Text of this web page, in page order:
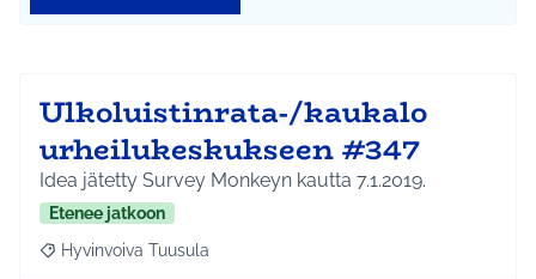
Ulkoluistinrata-/kaukalo
urheilukeskukseen #347
Idea jätetty Survey Monkeyn kautta 7.1.2019.
Etenee jatkoon
Rajaa tulokset aihepiirin mukaan: Hyvinvoiva Tuusula
Hyvinvoiva Tuusula